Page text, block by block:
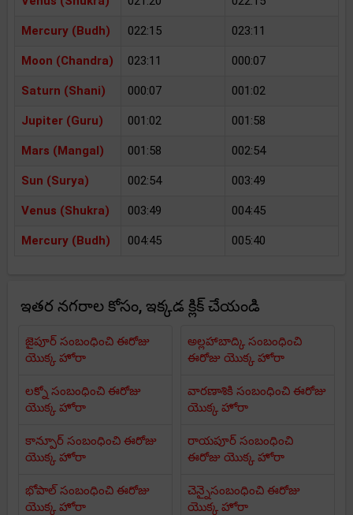
Mercury (Budh) 022:15 023:11
Moon (Chandra) 023:11 000:07
Saturn (Shani) 000:07 001:02
Jupiter (Guru) 001:02 001:58
Mars (Mangal) 001:58 002:54
Sun (Surya) 002:54 003:49
Venus (Shukra) 003:49 004:45
Mercury (Budh) 004:45 005:40
ఇతర నగరాల కోసం, ఇక్కడ క్లిక్ చేయండి
జైపూర్ సంబంధించి ఈరోజు
యొక్క హోరా
లక్నో సంబంధించి ఈరోజు
యొక్క హోరా
కాన్పూర్ సంబంధించి ఈరోజు
యొక్క హోరా
భోపాల్ సంబంధించి ఈరోజు
యొక్క హోరా
అల్లహాబాద్కి సంబంధించి
ఈరోజు యొక్క హోరా
వారణాశికి సంబంధించి ఈరోజు
యొక్క హోరా
రాయపూర్ సంబంధించి
ఈరోజు యొక్క హోరా
చెన్నైసంబంధించి ఈరోజు
యొక్క హోరా